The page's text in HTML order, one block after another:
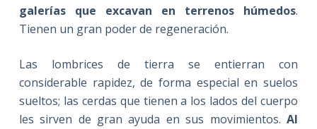
galerías que excavan en terrenos húmedos.
Tienen un gran poder de regeneración.
Las lombrices de tierra se entierran con
considerable rapidez, de forma especial en suelos
sueltos; las cerdas que tienen a los lados del cuerpo
les sirven de gran ayuda en sus movimientos.Al